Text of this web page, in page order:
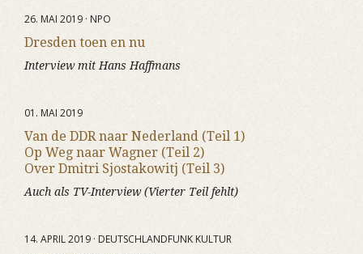
26. MAI 2019 · NPO
Dresden toen en nu
Interview mit Hans Haffmans
01. MAI 2019
Van de DDR naar Nederland (Teil 1)
Op Weg naar Wagner (Teil 2)
Over Dmitri Sjostakowitj (Teil 3)
Auch als TV-Interview (Vierter Teil fehlt)
14. APRIL 2019 · DEUTSCHLANDFUNK KULTUR